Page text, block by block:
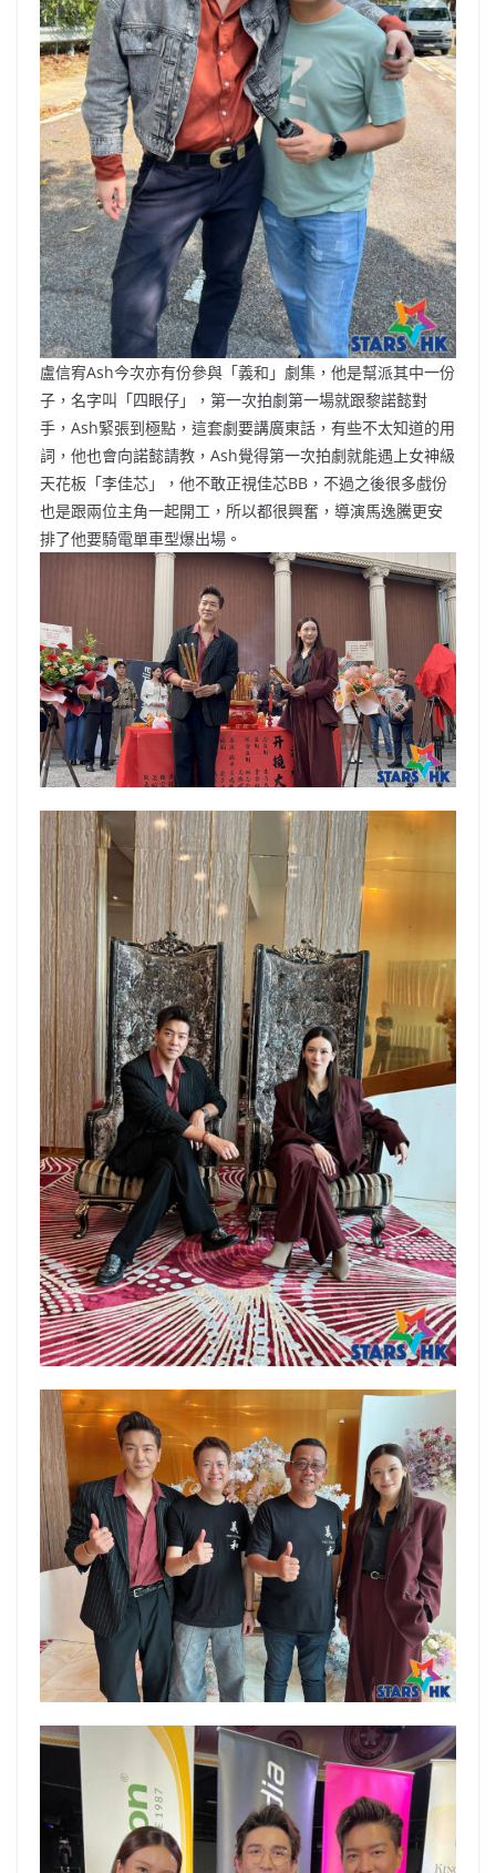
盧信宥Ash今次亦有份參與「義和」劇集，他是幫派其中一份
子，名字叫「四眼仔」，第一次拍劇第一場就跟黎諾懿對
手，Ash緊張到極點，這套劇要講廣東話，有些不太知道的用
詞，他也會向諾懿請教，Ash覺得第一次拍劇就能遇上女神級
天花板「李佳芯」，他不敢正視佳芯BB，不過之後很多戲份
也是跟兩位主角一起開工，所以都很興奮，導演馬逸騰更安
排了他要騎電單車型爆出場。